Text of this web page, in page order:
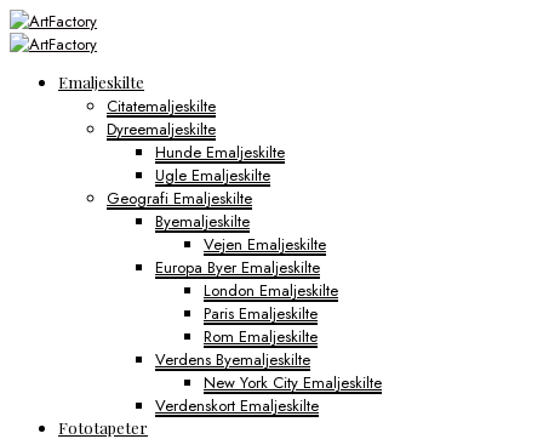
Emaljeskilte
Citatemaljeskilte
Dyreemaljeskilte
Hunde Emaljeskilte
Ugle Emaljeskilte
Geografi Emaljeskilte
Byemaljeskilte
Vejen Emaljeskilte
Europa Byer Emaljeskilte
London Emaljeskilte
Paris Emaljeskilte
Rom Emaljeskilte
Verdens Byemaljeskilte
New York City Emaljeskilte
Verdenskort Emaljeskilte
Fototapeter